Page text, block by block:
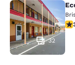
Econo
32